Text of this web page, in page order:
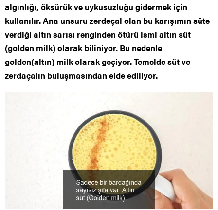
algınlığı, öksürük ve uykusuzluğu gidermek için
kullanılır. Ana unsuru zerdeçal olan bu karışımın süte
verdiği altın sarısı renginden ötürü ismi altın süt
(golden milk) olarak biliniyor. Bu nedenle
golden(altın) milk olarak geçiyor. Temelde süt ve
zerdaçalın buluşmasından elde ediliyor.